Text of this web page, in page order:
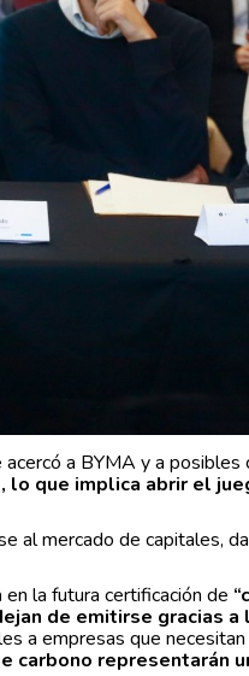
a BYMA y a
lo que implica abrir el
al mercado de capitales,
en la futura certificación de
de emitirse gracias a
a empresas que
carbono representarán